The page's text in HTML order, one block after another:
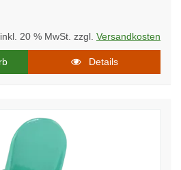
inkl. 20 % MwSt. zzgl. Versandkosten
Details